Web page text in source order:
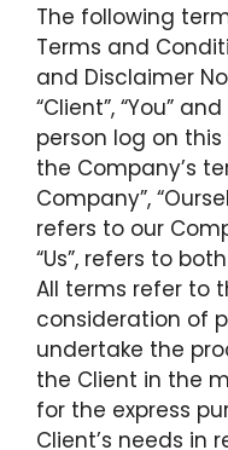
The following
Terms and
and Disclaimer
“Client”, “You”
person log on
the Company’s
Company”,
refers to our
“Us”, refers to
All terms refer to
consideration of
undertake the
the Client in the
for the express
Client’s needs in